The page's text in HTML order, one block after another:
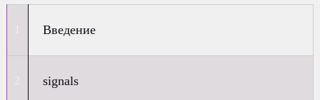
Введение
signals